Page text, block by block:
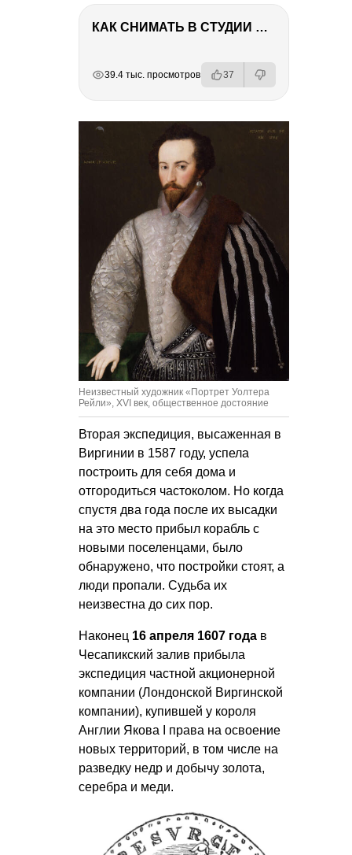
КАК СНИМАТЬ В СТУДИИ СО ВСПЫШКАМИ
39.4 тыс. просмотров 37
Неизвестный художник «Портрет Уолтера
Рейли», XVI век, общественное достояние
Вторая экспедиция, высаженная в
Виргинии в 1587 году, успела
построить для себя дома и
отгородиться частоколом. Но когда
спустя два года после их высадки
на это место прибыл корабль с
новыми поселенцами, было
обнаружено, что постройки стоят, а
люди пропали. Судьба их
неизвестна до сих пор.
Наконец 16 апреля 1607 года в
Чесапикский залив прибыла
экспедиция частной акционерной
компании (Лондонской Виргинской
компании), купившей у короля
Англии Якова I права на освоение
новых территорий, в том числе на
разведку недр и добычу золота,
серебра и меди.